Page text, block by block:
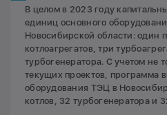
В целом в 2023 году
единиц основного
Новосибирской области: один
котлоагрегатов, три
турбогенератора. С учетом не
текущих проектов, программа
оборудования ТЭЦ в
котлов, 32 турбогенератора и